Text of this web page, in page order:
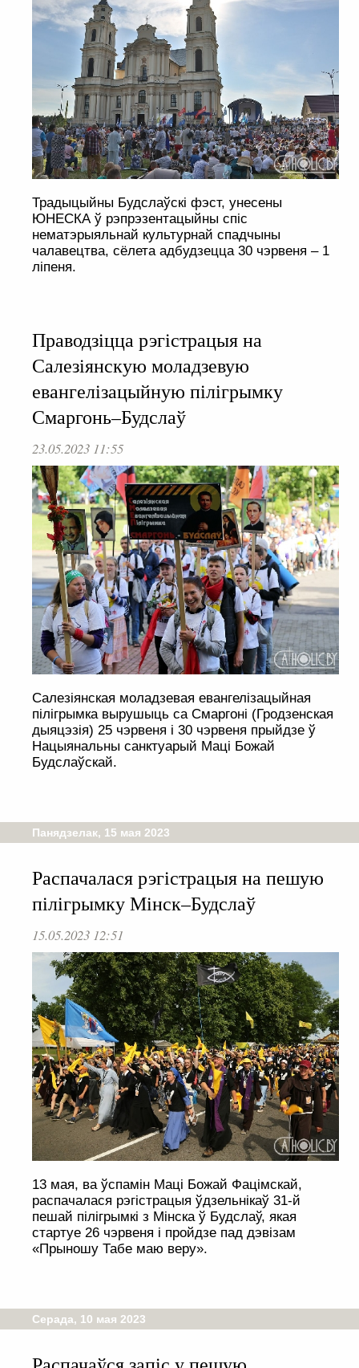
Традыцыйны Будслаўскі фэст, унесены
ЮНЕСКА ў рэпрэзентацыйны спіс
нематэрыяльнай культурнай спадчыны
чалавецтва, сёлета адбудзецца 30 чэрвеня – 1
ліпеня.
Праводзіцца рэгістрацыя на
Салезіянскую моладзевую
евангелізацыйную пілігрымку
Смаргонь–Будслаў
23.05.2023 11:55
Салезіянская моладзевая евангелізацыйная
пілігрымка вырушыць са Смаргоні (Гродзенская
дыяцэзія) 25 чэрвеня і 30 чэрвеня прыйдзе ў
Нацыянальны санктуарый Маці Божай
Будслаўскай.
Панядзелак, 15 мая 2023
Распачалася рэгістрацыя на пешую
пілігрымку Мінск–Будслаў
15.05.2023 12:51
13 мая, ва ўспамін Маці Божай Фацімскай,
распачалася рэгістрацыя ўдзельнікаў 31-й
пешай пілігрымкі з Мінска ў Будслаў, якая
стартуе 26 чэрвеня і пройдзе пад дэвізам
«Прыношу Табе маю веру».
Серада, 10 мая 2023